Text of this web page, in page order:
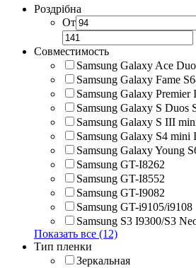
Роздрібна
От
Совместимость
Samsung Galaxy Ace
Samsung Galaxy Fame
Samsung Galaxy Premier
Samsung Galaxy S Duos
Samsung Galaxy S III
Samsung Galaxy S4 mini
Samsung Galaxy Young
Samsung GT-I8262
Samsung GT-I8552
Samsung GT-I9082
Samsung GT-i9105/i9108
Samsung S3 I9300/S3
Показать все (12)
Тип пленки
Зеркальная